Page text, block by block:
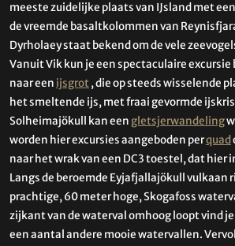
meeste zuidelijke plaats van IJsland met
de vreemde basaltkolommen van
Dyrholaey staat bekend om de vele
Vanuit Vik kun je een spectaculaire excursie
naar een ijsgrot, die op steeds wisselende
het smeltende ijs, met fraai gevormde
Solheimajökull kan een gletsjerwandeling
worden hier excursies aangeboden perquad
naar het wrak van een DC3 toestel, dat hier
Langs de beroemde Eyjafjallajökull vulkaan
prachtige, 60 meter hoge, Skogafoss
zijkant van de waterval omhoog loopt vind
een aantal andere mooie watervallen.